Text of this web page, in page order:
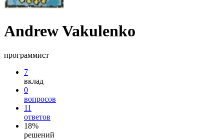
Andrew Vakulenko
программист
7
вклад
0
вопросов
11
ответов
18%
решений